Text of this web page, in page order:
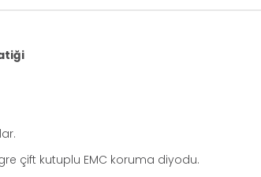
çift kutuplu EMC koruma diyodu.